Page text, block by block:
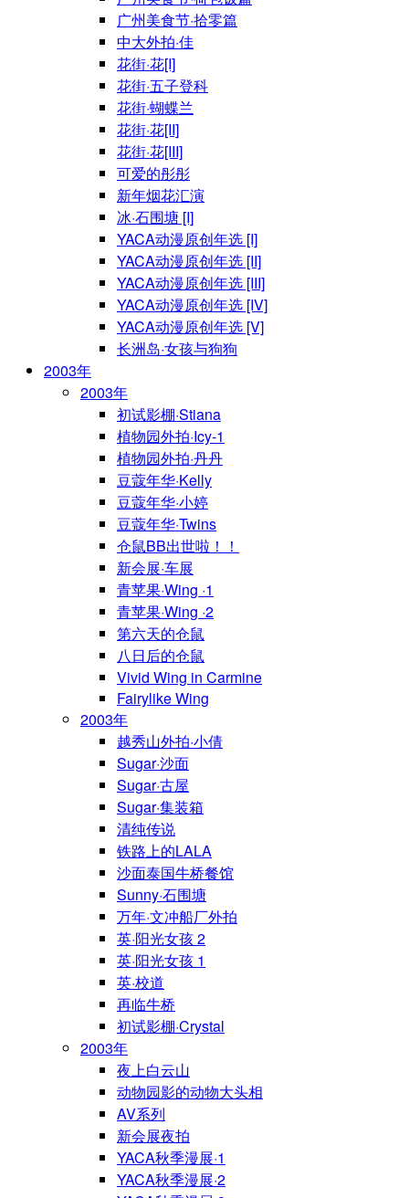
广州美食节·拾零篇
中大外拍·佳
花街·花[I]
花街·五子登科
花街·蝴蝶兰
花街·花[II]
花街·花[III]
可爱的彤彤
新年烟花汇演
冰·石围塘 [I]
YACA动漫原创年选 [I]
YACA动漫原创年选 [II]
YACA动漫原创年选 [III]
YACA动漫原创年选 [IV]
YACA动漫原创年选 [V]
长洲岛·女孩与狗狗
2003年
2003年
初试影棚·Stiana
植物园外拍·Icy-1
植物园外拍·丹丹
豆蔻年华·Kelly
豆蔻年华·小婷
豆蔻年华·Twins
仓鼠BB出世啦！！
新会展·车展
青苹果·Wing ·1
青苹果·Wing ·2
第六天的仓鼠
八日后的仓鼠
Vivid Wing in Carmine
Fairylike Wing
2003年
越秀山外拍·小倩
Sugar·沙面
Sugar·古屋
Sugar·集装箱
清纯传说
铁路上的LALA
沙面泰国牛桥餐馆
Sunny·石围塘
万年·文冲船厂外拍
英·阳光女孩 2
英·阳光女孩 1
英·校道
再临牛桥
初试影棚·Crystal
2003年
夜上白云山
动物园影的动物大头相
AV系列
新会展夜拍
YACA秋季漫展·1
YACA秋季漫展·2